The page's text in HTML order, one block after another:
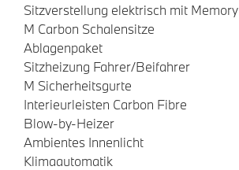
Sitzverstellung elektrisch mit Memory
M Carbon Schalensitze
Ablagenpaket
Sitzheizung Fahrer/Beifahrer
M Sicherheitsgurte
Interieurleisten Carbon Fibre
Blow-by-Heizer
Ambientes Innenlicht
Klimaautomatik